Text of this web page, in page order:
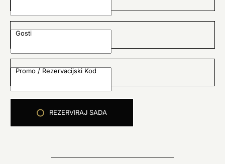
Gosti
Promo / Rezervacijski Kod
REZERVIRAJ SADA